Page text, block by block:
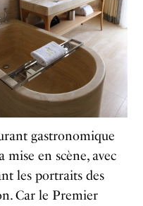
gastronomique
mise en scène, avec
les portraits des
Car le Premier